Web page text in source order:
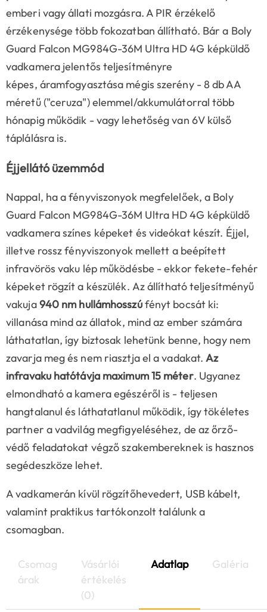
emberi vagy állati mozgásra. A PIR érzékelő
érzékenysége több fokozatban állítható. Bár a Boly
Guard Falcon MG984G-36M Ultra HD 4G képküldő
vadkamera jelentős teljesítményre
képes, áramfogyasztása mégis szerény- 8 db AA
méretű ("ceruza") elemmel/akkumulátorral több
hónapig működik - vagy lehetőség van 6V külső
táplálásra is.
Éjjellátó üzemmód
Nappal, ha a fényviszonyok megfelelőek, a Boly
Guard Falcon MG984G-36M Ultra HD 4G képküldő
vadkamera színes képeket és videókat készít. Éjjel,
illetve rossz fényviszonyok mellett a beépített
infravörös vaku lép működésbe - ekkor fekete-fehér
képeket rögzít a készülék. Az állítható teljesítményű
vakuja940 nm hullámhosszúfényt bocsát ki:
villanása mind az állatok, mind az ember számára
láthatatlan, így biztosak lehetünk benne, hogy nem
zavarja meg és nem riasztja el a vadakat.Az
infravaku hatótávja maximum 15 méter. Ugyanez
elmondható a kamera egészéről is - teljesen
hangtalanul és láthatatlanul működik, így tökéletes
partner a vadvilág megfigyeléséhez, de az őrző-
védő feladatokat végző szakembereknek is hasznos
segédeszköze lehet.
A vadkamerán kívül rögzítőhevedert, USB kábelt,
valamint praktikus tartókonzolt találunk a
csomagban.
Csomag
árak
Vásárlói
értékelés
(0)
Adatlap Galéria